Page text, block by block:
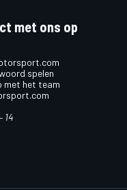
met ons op
spelen
met het team
14